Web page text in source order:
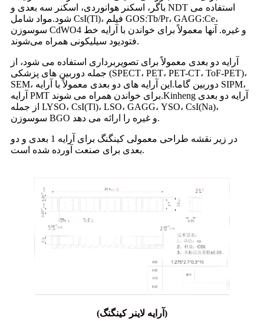
باگر، اسکنر هوانوردی، اسکنر سه بعدی و NDT استفاده می
شود.مواد شامل CsI(Tl)، فیلم GOS:Tb/Pr، GAGG:Ce،
سوسوزن CdWO4 و غیره. آنها معمولاً برای خواندن با آرایه خط
فتودیود سیلیکونی همراه می‌شوند.
آرایه دو بعدی معمولاً برای تصویربرداری استفاده می شود، از
جمله دوربین های پزشکی (SPECT، PET، PET-CT، ToF-PET)،
SEM، دوربین گاما.این آرایه های دو بعدی معمولاً با آرایه SIPM،
آرایه PMT برای خواندن همراه می شوند.Kinheng آرایه دو بعدی
از جمله LYSO، CsI(Tl)، LSO، GAGG، YSO، CsI(Na)،
سوسوزن BGO و غیره را ارائه می دهد.
در زیر نقشه طراحی معمولی کینگنگ برای آرایه 1 بعدی و دو
بعدی برای صنعت آورده شده است.
(آرایه لاینر کینگنگ)